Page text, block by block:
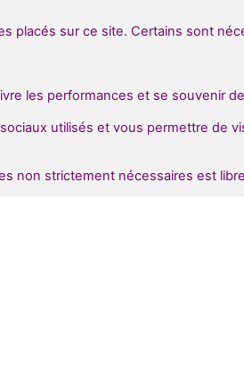
placés sur ce site. Certains sont
les performances et se souvenir
utilisés et vous permettre de
non strictement nécessaires est